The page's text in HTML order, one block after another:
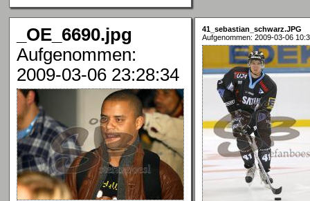
_OE_6690.jpg
Aufgenommen:
2009-03-06 23:28:34
41_sebastian_schwarz.JPG
Aufgenommen: 2009-03-06